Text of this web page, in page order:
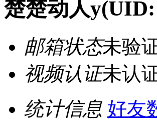
楚楚动人y(UID:
邮箱状态未验
视频认证未认
统计信息 好友